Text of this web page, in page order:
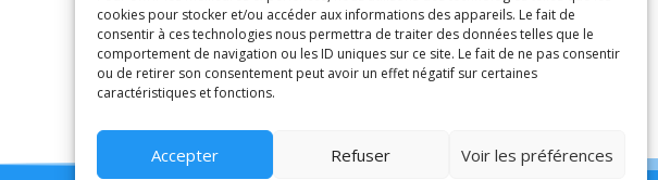
cookies pour stocker et/ou accéder aux informations des appareils. Le fait de
consentir à ces technologies nous permettra de traiter des données telles que le
comportement de navigation ou les ID uniques sur ce site. Le fait de ne pas consentir
ou de retirer son consentement peut avoir un effet négatif sur certaines
caractéristiques et fonctions.
Accepter Refuser Voir les préférences
confidentialité
Politique de cookies (UE)
Ralph Waldo Emerson